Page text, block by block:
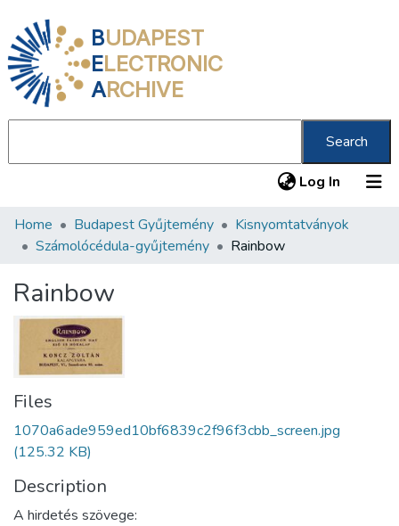
BUDAPEST
ELECTRONIC
ARCHIVE
Search
Log In (current)
Communities & Collections
Statistics
About us
Home Budapest Gyűjtemény
Kisnyomtatványok
Számolócédula-gyűjtemény
Rainbow
Rainbow
Files
1070a6ade959ed10bf6839c2f96f3cbb_screen.jpg
(125.32 KB)
Description
A hirdetés szövege: